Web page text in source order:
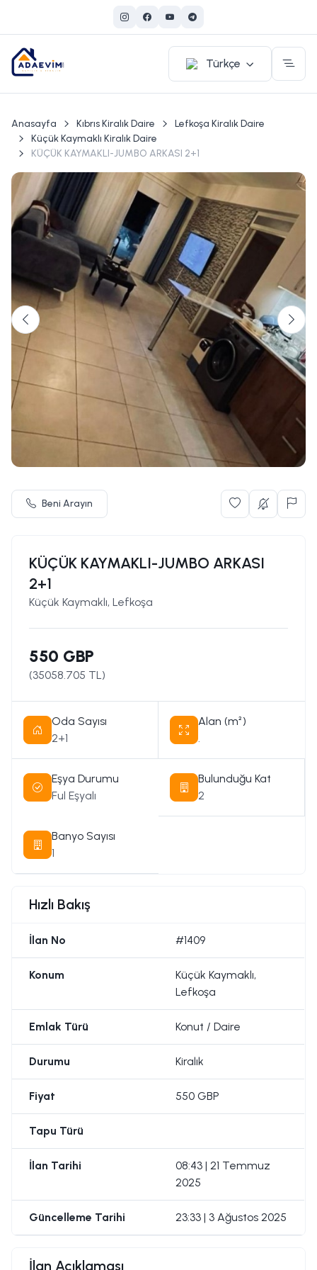
Türkçe
Anasayfa Kıbrıs Kiralık Daire
Lefkoşa Kiralık Daire
Küçük Kaymaklı Kiralık Daire
KÜÇÜK KAYMAKLI-JUMBO ARKASI 2+1
Beni Arayın
KÜÇÜK KAYMAKLI-JUMBO ARKASI
2+1
Küçük Kaymaklı, Lefkoşa
550 GBP
(35058.705 TL)
Oda Sayısı
2+1
Alan (m²)
.
Eşya Durumu
Ful Eşyalı
Bulunduğu Kat
2
Banyo Sayısı
1
Hızlı Bakış
İlan No #1409
Konum
Küçük Kaymaklı,
Lefkoşa
Emlak Türü Konut / Daire
Durumu Kiralık
Fiyat 550 GBP
Tapu Türü
İlan Tarihi
08:43 | 21 Temmuz
2025
Güncelleme Tarihi 23:33 | 3 Ağustos 2025
İlan Açıklaması